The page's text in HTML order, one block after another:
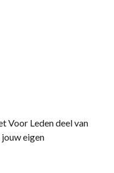
Voor Leden deel van
eigen